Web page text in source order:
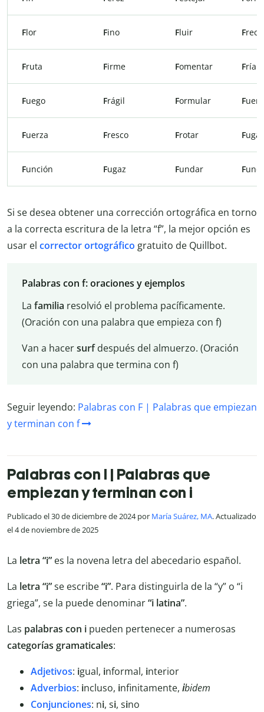
Flor Fino Fluir F
Fruta Firme Fomentar F
Fuego Frágil Formular F
Fuerza Fresco Frotar F
Función Fugaz Fundar F
Si se desea obtener una corrección ortográfica en torno
a la correcta escritura de la letra “f”, la mejor opción es
usar el corrector ortográfico gratuito de Quillbot.
Palabras con f: oraciones y ejemplos
La familia resolvió el problema pacíficamente.
(Oración con una palabra que empieza con f)
Van a hacersurfdespués del almuerzo. (Oración
con una palabra que termina con f)
Seguir leyendo: Palabras con F | Palabras que empiezan
y terminan con f
Palabras con I | Palabras que
empiezan y terminan con i
Publicado el 30 de diciembre de 2024 por María Suárez, MA. Actualizado
el 4 de noviembre de 2025
La letra “i” es la novena letra del abecedario español.
La letra “i”se escribe“i”. Para distinguirla de la “y” o “i
griega”, se la puede denominar“i latina”.
Las palabras con i pueden pertenecer a numerosas
categorías gramaticales:
Adjetivos: igual, informal, interior
Adverbios: incluso, infinitamente, ibidem
Conjunciones: ni, si, sino